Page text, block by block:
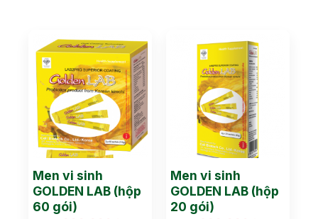
Men vi sinh
GOLDEN LAB (hộp
60 gói)
Men vi sinh
GOLDEN LAB (hộp
20 gói)